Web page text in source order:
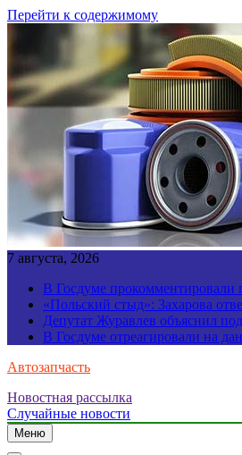
Перейти к содержимому
7 августа, 2026
В Госдуме прокомментировали
«Польский стыд»: Захарова
Депутат Журавлев объяснил
В Госдуме отреагировали на
Автозапчасть
Новостная рассылка
Случайные новости
Меню